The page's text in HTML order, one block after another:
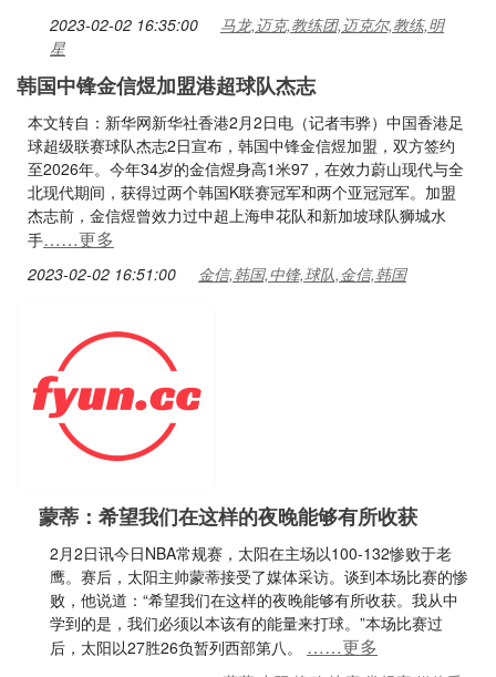
2023-02-02 16:35:00
马龙,迈克,教练团,迈克尔,教练,明
星
韩国中锋金信煜加盟港超球队杰志
本文转自：新华网新华社香港2月2日电（记者韦骅）中国香港足
球超级联赛球队杰志2日宣布，韩国中锋金信煜加盟，双方签约
至2026年。今年34岁的金信煜身高1米97，在效力蔚山现代与全
北现代期间，获得过两个韩国K联赛冠军和两个亚冠冠军。加盟
杰志前，金信煜曾效力过中超上海申花队和新加坡球队狮城水
手……更多
2023-02-02 16:51:00 金信,韩国,中锋,球队,金信,韩国
蒙蒂：希望我们在这样的夜晚能够有所收获
2月2日讯今日NBA常规赛，太阳在主场以100-132惨败于老
鹰。赛后，太阳主帅蒙蒂接受了媒体采访。谈到本场比赛的惨
败，他说道：“希望我们在这样的夜晚能够有所收获。我从中
学到的是，我们必须以本该有的能量来打球。”本场比赛过
后，太阳以27胜26负暂列西部第八。 ……更多